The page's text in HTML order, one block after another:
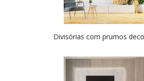
Divisórias com prumos